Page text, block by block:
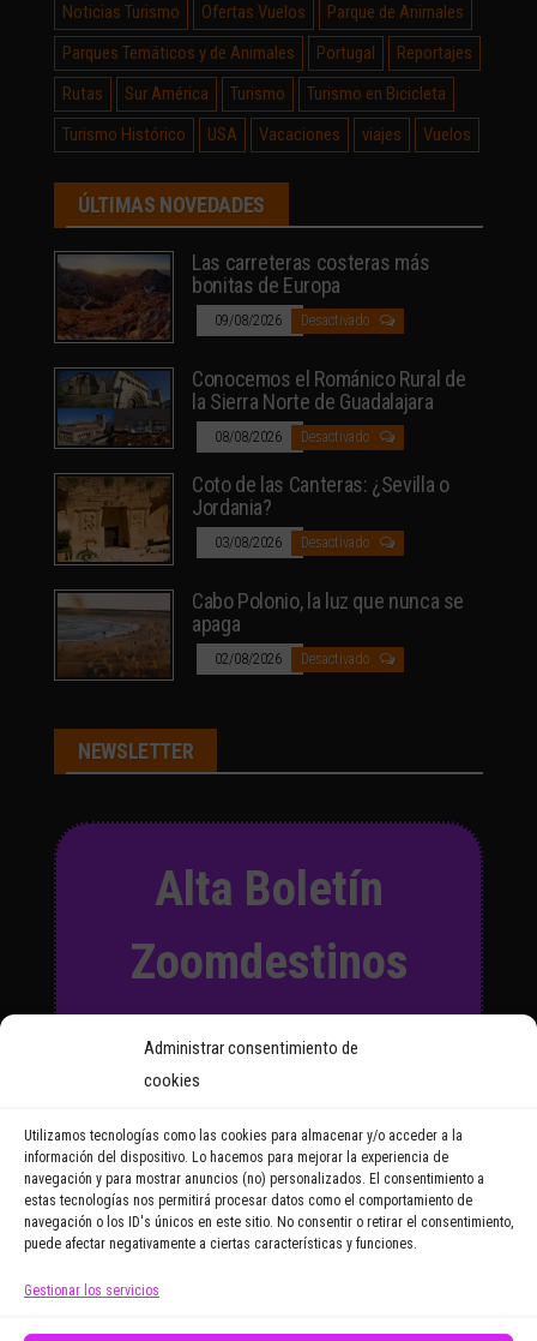
Administrar consentimiento de
cookies
Utilizamos tecnologías como las cookies para almacenar y/o acceder a la
información del dispositivo. Lo hacemos para mejorar la experiencia de
navegación y para mostrar anuncios (no) personalizados. El consentimiento a
estas tecnologías nos permitirá procesar datos como el comportamiento de
navegación o los ID's únicos en este sitio. No consentir o retirar el consentimiento,
puede afectar negativamente a ciertas características y funciones.
Gestionar los servicios
Noticias Turismo
Ofertas Vuelos
Parque de Animales
Parques Temáticos y de Animales
Portugal
Reportajes
Rutas
Sur América Turismo
Turismo en Bicicleta
Turismo Histórico
USA Vacaciones viajes Vuelos
ÚLTIMAS NOVEDADES
Las carreteras costeras más
bonitas de Europa
09/08/2026 Desactivado
Conocemos el Románico Rural de
la Sierra Norte de Guadalajara
08/08/2026 Desactivado
Coto de las Canteras: ¿Sevilla o
Jordania?
03/08/2026 Desactivado
Cabo Polonio, la luz que nunca se
apaga
02/08/2026 Desactivado
NEWSLETTER
Alta Boletín
Zoomdestinos
y recibirás regularmente las
noticias y reportajes que
Email Address